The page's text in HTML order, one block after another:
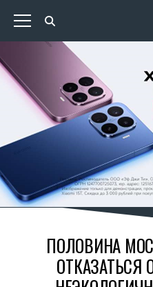
ПОЛОВИНА
ОТКАЗАТЬСЯ